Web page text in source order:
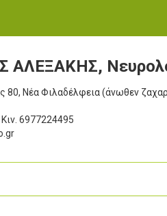
ΑΛΕΞΑΚΗΣ,
80, Νέα Φιλαδέλφεια (άνωθεν
Κιν. 6977224495